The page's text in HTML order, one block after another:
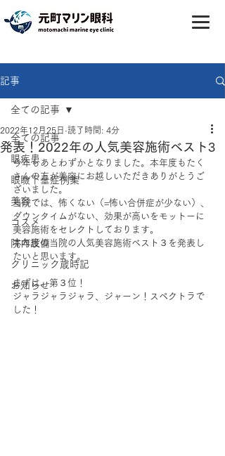
記事
全ての記事
眼疾患
眼瞼下垂症例集
美容
コスメ
院内設備
クリニック歳時記
お知らせ
全ての記事
発表！2022年の人気美容施術ベスト3
2022年12月25日 読了時間: 4分
今年もあとわずかとなりました。本年度もたく
さんの方が美容にお越しいただきありがとうご
ざいました。
当院では、怖くない（=怖い合併症が少ない）、
ダウンタイムがない、効果が高いをモットーに
美容施術をセレクトしております。
本年度の当院の人気美容施術ベスト３を発表し
たいと思います。
まずは、第３位！
ジャラジャラジャラ、ジャーン！スペクトラで
した！